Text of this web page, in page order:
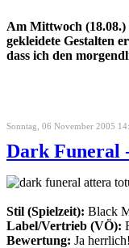
Am Mittwoch (18.08.)
gekleidete Gestalten
dass ich den
Sonntag, 06 November 2005
Dark Funeral
Stil (Spielzeit): Black
Label/Vertrieb (VÖ):
Bewertung: Ja